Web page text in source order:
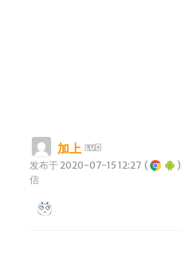
加上
发布于 2020-07-15 12:27 ( )
信